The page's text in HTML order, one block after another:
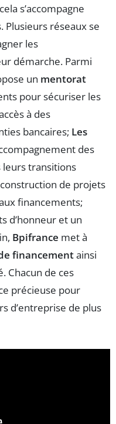
s’accompagne
Plusieurs réseaux se
les
démarche. Parmi
un mentorat
pour sécuriser les
à des
bancaires; Les
des
leurs transitions
de projets
financements;
d’honneur et un
Bpifrance met à
financementainsi
Chacun de ces
précieuse pour
d’entreprise de plus